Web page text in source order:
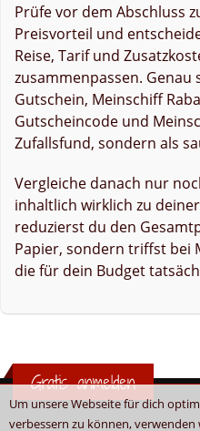
Um unsere Webseite für dich
verbessern zu können,
Prüfe vor dem Abschluss
Preisvorteil und
Reise, Tarif und
zusammenpassen.
Gutschein, Meinschiff
Gutscheincode und
Zufallsfund, sondern als
Vergleiche danach nur
inhaltlich wirklich zu
reduzierst du den
Papier, sondern triffst bei
die für dein Budget
Gratis anmelden